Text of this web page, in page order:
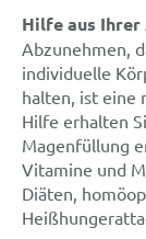
Hilfe aus
Abzunehmen,
individuelle
halten, ist eine
Hilfe erhalten
Magenfüllung
Vitamine und
Diäten,